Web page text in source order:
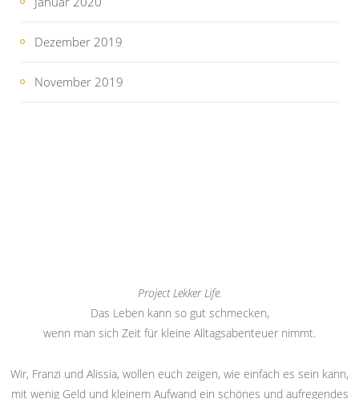
Dezember 2019
November 2019
Project Lekker Life.
Das Leben kann so gut schmecken,
wenn man sich Zeit für kleine Alltagsabenteuer nimmt.
Wir, Franzi und Alissia, wollen euch zeigen, wie einfach es sein kann,
mit wenig Geld und kleinem Aufwand ein schönes und aufregendes